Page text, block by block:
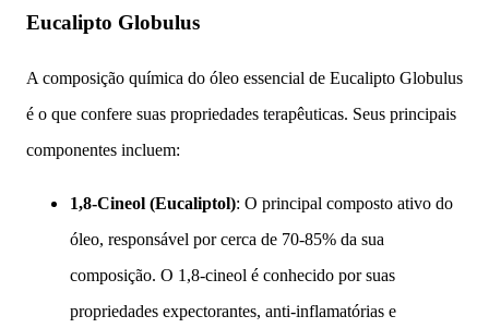
Eucalipto Globulus
A composição química do óleo essencial de Eucalipto Globulus
é o que confere suas propriedades terapêuticas. Seus principais
componentes incluem:
1,8-Cineol (Eucaliptol): O principal composto ativo do
óleo, responsável por cerca de 70-85% da sua
composição. O 1,8-cineol é conhecido por suas
propriedades expectorantes, anti-inflamatórias e